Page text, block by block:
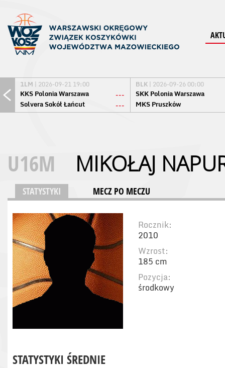
1LM | 2026-09-21 19:00
KKS Polonia Warszawa
---
Solvera Sokół Łańcut
---
BLK | 2026-09-26 00:00
SKK Polonia Warszawa
MKS Pruszków
U16M MIKOŁAJ
STATYSTYKI MECZ PO MECZU
Rocznik:
2010
Wzrost:
185 cm
Pozycja:
środkowy
STATYSTYKI ŚREDNIE